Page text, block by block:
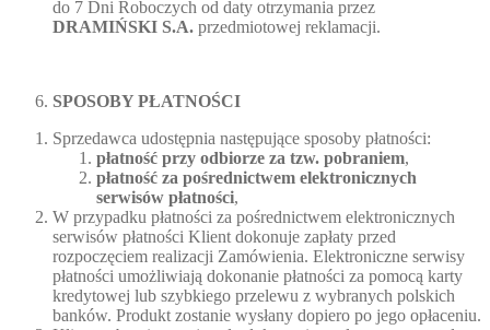
do 7 Dni Roboczych od daty otrzymania przez
DRAMIŃSKI S.A. przedmiotowej reklamacji.
SPOSOBY PŁATNOŚCI
Sprzedawca udostępnia następujące sposoby płatności:
płatność przy odbiorze za tzw. pobraniem,
płatność za pośrednictwem elektronicznych
serwisów płatności,
W przypadku płatności za pośrednictwem elektronicznych
serwisów płatności Klient dokonuje zapłaty przed
rozpoczęciem realizacji Zamówienia. Elektroniczne serwisy
płatności umożliwiają dokonanie płatności za pomocą karty
kredytowej lub szybkiego przelewu z wybranych polskich
banków. Produkt zostanie wysłany dopiero po jego opłaceniu.